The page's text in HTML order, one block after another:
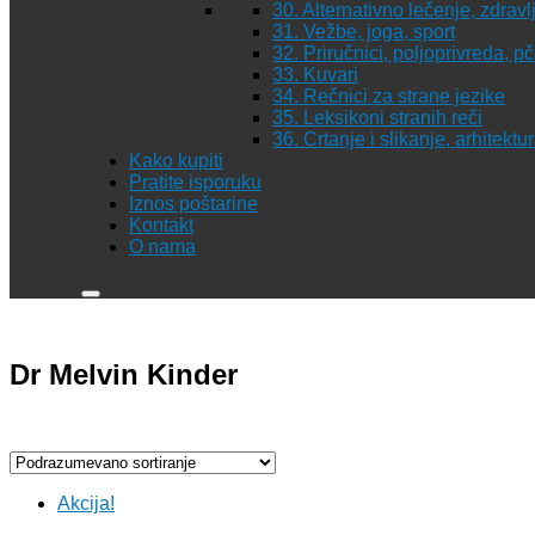
30. Alternativno lečenje,
31. Vežbe, joga, sport
32. Priručnici, poljoprivreda,
33. Kuvari
34. Rečnici za strane jezike
35. Leksikoni stranih reči
36. Crtanje i slikanje,
Kako kupiti
Pratite isporuku
Iznos poštarine
Kontakt
O nama
Dr Melvin Kinder
Akcija!